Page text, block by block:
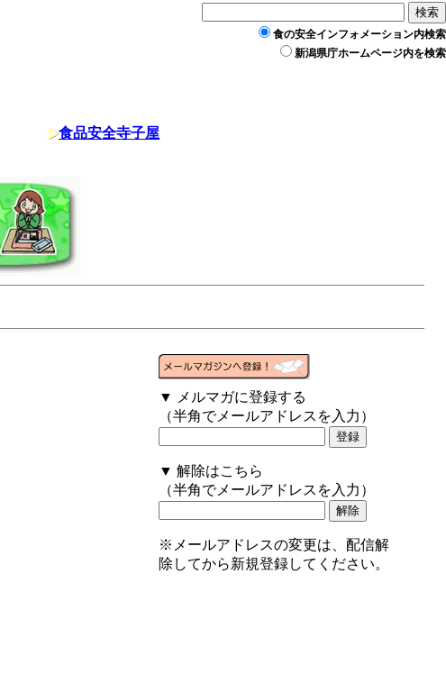
食の安全インフォメーション内検索
新潟県庁ホームページ内を検索
食品安全寺子屋
▼
メルマガに登録する
（半角でメールアドレスを入力）
▼ 解除はこちら
（半角でメールアドレスを入力）
※メールアドレスの変更は、配信解
除してから新規登録してください。